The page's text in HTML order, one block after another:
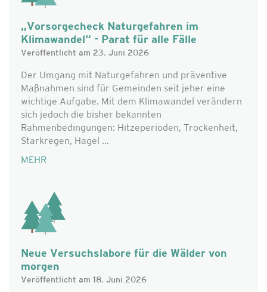
„Vorsorgecheck Naturgefahren im
Klimawandel“ - Parat für alle Fälle
Veröffentlicht am 23. Juni 2026
Der Umgang mit Naturgefahren und präventive
Maßnahmen sind für Gemeinden seit jeher eine
wichtige Aufgabe. Mit dem Klimawandel verändern
sich jedoch die bisher bekannten
Rahmenbedingungen: Hitzeperioden, Trockenheit,
Starkregen, Hagel ...
MEHR
Neue Versuchslabore für die Wälder von
morgen
Veröffentlicht am 18. Juni 2026